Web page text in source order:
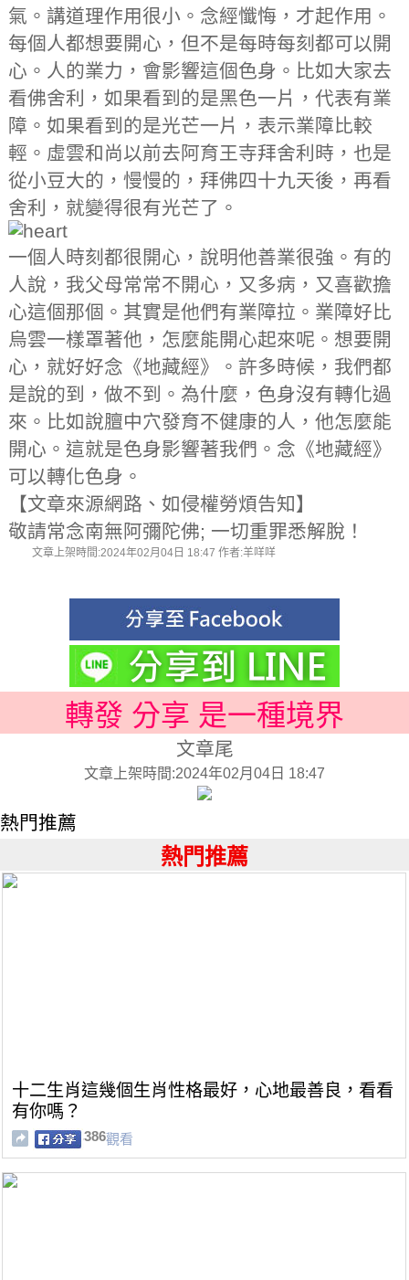
氣。講道理作用很小。念經懺悔，才起作用。
每個人都想要開心，但不是每時每刻都可以開
心。人的業力，會影響這個色身。比如大家去
看佛舍利，如果看到的是黑色一片，代表有業
障。如果看到的是光芒一片，表示業障比較
輕。虛雲和尚以前去阿育王寺拜舍利時，也是
從小豆大的，慢慢的，拜佛四十九天後，再看
舍利，就變得很有光芒了。
一個人時刻都很開心，說明他善業很強。有的
人說，我父母常常不開心，又多病，又喜歡擔
心這個那個。其實是他們有業障拉。業障好比
烏雲一樣罩著他，怎麼能開心起來呢。想要開
心，就好好念《地藏經》。許多時候，我們都
是說的到，做不到。為什麼，色身沒有轉化過
來。比如說膻中穴發育不健康的人，他怎麼能
開心。這就是色身影響著我們。念《地藏經》
可以轉化色身。
【文章來源網路、如侵權勞煩告知】
敬請常念南無阿彌陀佛; 一切重罪悉解脫！
文章上架時間:2024年02月04日 18:47 作者:羊咩咩
轉發 分享 是一種境界
文章尾
文章上架時間:2024年02月04日 18:47
熱門推薦
熱門推薦
十二生肖這幾個生肖性格最好，心地最善良，看看
有你嗎？
386觀看